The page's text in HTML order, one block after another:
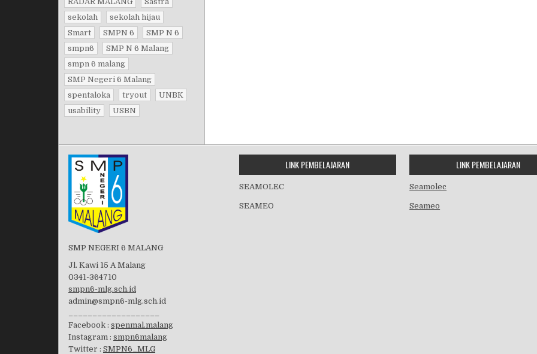
sekolah
sekolah hijau
Smart
SMPN 6
SMP N 6
smpn6
SMP N 6 Malang
smpn 6 malang
SMP Negeri 6 Malang
spentaloka
tryout
UNBK
usability
USBN
SMP NEGERI 6 MALANG
Jl. Kawi 15 A Malang
0341-364710
smpn6-mlg.sch.id
admin@smpn6-mlg.sch.id
Facebook : spenmal.malang
Instagram : smpn6malang
Twitter : SMPN6_MLG
LINK PEMBELAJARAN
SEAMOLEC
SEAMEO
LINK PEMBELAJARAN
Seamolec
Seameo